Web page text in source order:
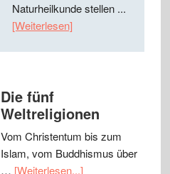
Naturheilkunde stellen ...
[Weiterlesen]
Die fünf
Weltreligionen
Vom Christentum bis zum
Islam, vom Buddhismus über
… [Weiterlesen...]